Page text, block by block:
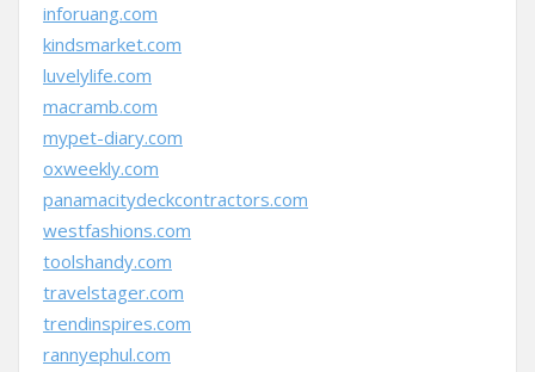
inforuang.com
kindsmarket.com
luvelylife.com
macramb.com
mypet-diary.com
oxweekly.com
panamacitydeckcontractors.com
westfashions.com
toolshandy.com
travelstager.com
trendinspires.com
rannyephul.com